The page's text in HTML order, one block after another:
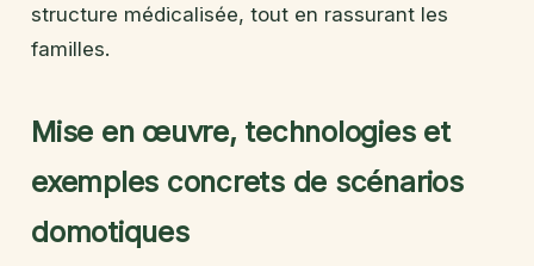
structure médicalisée, tout en rassurant les
familles.
Mise en œuvre, technologies et
exemples concrets de scénarios
domotiques